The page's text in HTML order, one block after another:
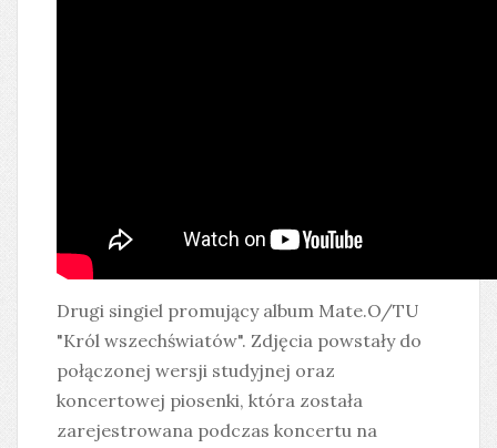
Drugi singiel promujący album Mate.O/TU
"Król wszechświatów". Zdjęcia powstały do
połączonej wersji studyjnej oraz
koncertowej piosenki, która została
zarejestrowana podczas koncertu na